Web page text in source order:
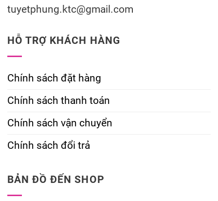
tuyetphung.ktc@gmail.com
HỖ TRỢ KHÁCH HÀNG
Chính sách đặt hàng
Chính sách thanh toán
Chính sách vận chuyển
Chính sách đổi trả
BẢN ĐỒ ĐẾN SHOP